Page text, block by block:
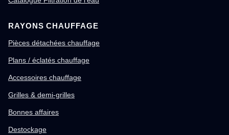
RAYONS CHAUFFAGE
Pièces détachées chauffage
Plans / éclatés chauffage
Accessoires chauffage
Grilles & demi-grilles
Bonnes affaires
Destockage